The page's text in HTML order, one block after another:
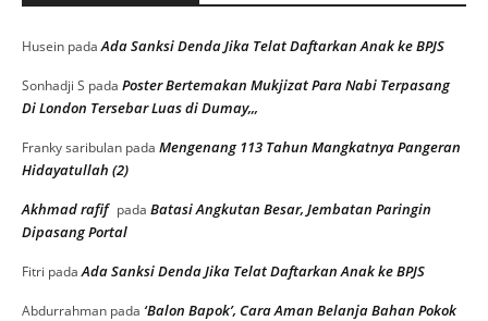
Husein padaAda Sanksi Denda Jika Telat Daftarkan Anak ke BPJS
Sonhadji S pada Poster Bertemakan Mukjizat Para Nabi Terpasang
Di London Tersebar Luas di Dumay,,,
Franky saribulan pada Mengenang 113 Tahun Mangkatnya Pangeran
Hidayatullah (2)
Akhmad rafif pada Batasi Angkutan Besar, Jembatan Paringin
Dipasang Portal
Fitri padaAda Sanksi Denda Jika Telat Daftarkan Anak ke BPJS
Abdurrahman pada ‘Balon Bapok’, Cara Aman Belanja Bahan Pokok